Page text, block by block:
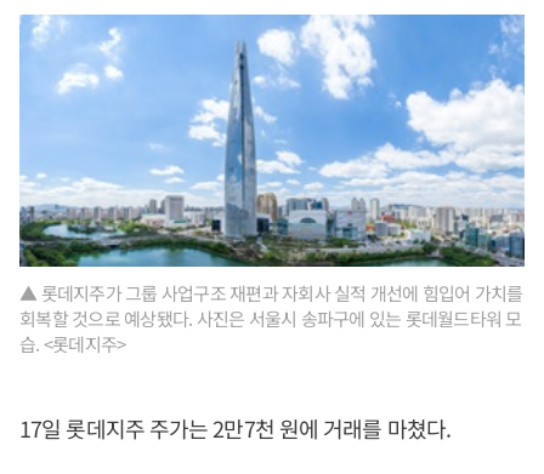
▲ 롯데지주가 그룹 사업구조 재편과 자회사 실적 개선에 힘입어 가치를
회복할 것으로 예상됐다. 사진은 서울시 송파구에 있는 롯데월드타워 모
습. <롯데지주>
17일 롯데지주 주가는 2만7천 원에 거래를 마쳤다.